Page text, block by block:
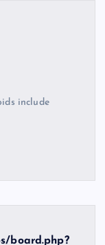
include
board.php?